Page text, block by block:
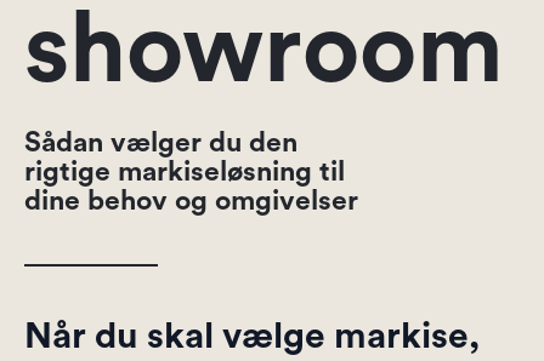
showroom
Sådan vælger du den
rigtige markiseløsning til
dine behov og omgivelser
Når du skal vælge markise,